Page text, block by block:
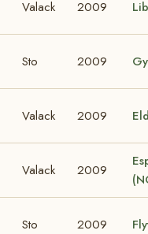
Valack 2009
Sto 2009
Valack 2009
Valack 2009
Sto 2009